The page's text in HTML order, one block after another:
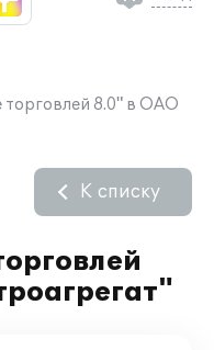
8.0" в ОАО
К списку